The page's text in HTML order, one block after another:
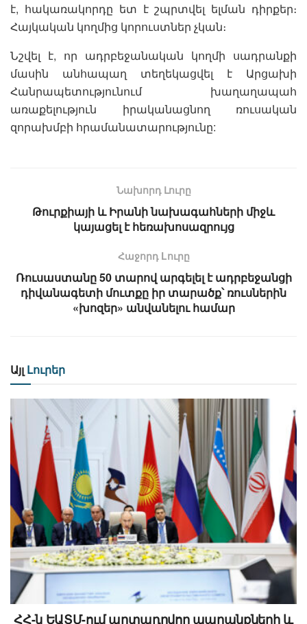
է, հակառակորդը ետ է շպրտվել ելման դիրքեր։
Հայկական կողմից կորուստներ չկան։
Նշվել է, որ ադրբեջանական կողմի սադրանքի
մասին անհապաղ տեղեկացվել է Արցախի
Հանրապետությունում խաղաղապահ
առաքելություն իրականացնող ռուսական
զորախմբի հրամանատարությունը:
Նախորդ Լուրը
Թուրքիայի և Իրանի նախագահների միջև
կայացել է հեռախոսազրույց
Հաջորդ Lուրը
Ռուսաստանը 50 տարով արգելել է ադրբեջանցի
դիվանագետի մուտքը իր տարածք՝ ռուսներին
«խոզեր» անվանելու համար
Այլ Լուրեր
ՀՀ-ն ԵԱՏՄ-ում արտադրվող ապրանքների և